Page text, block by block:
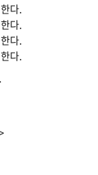
다.
다.
다.
다.